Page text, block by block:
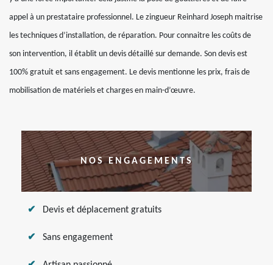
appel à un prestataire professionnel. Le zingueur Reinhard Joseph maitrise
les techniques d’installation, de réparation. Pour connaitre les coûts de
son intervention, il établit un devis détaillé sur demande. Son devis est
100% gratuit et sans engagement. Le devis mentionne les prix, frais de
mobilisation de matériels et charges en main-d’œuvre.
NOS ENGAGEMENTS
Devis et déplacement gratuits
Sans engagement